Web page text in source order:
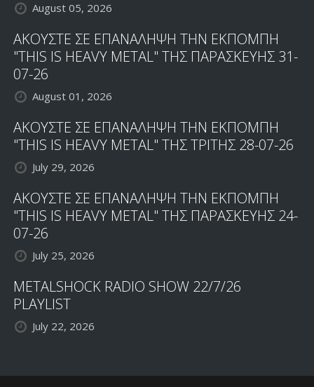
August 05, 2026
ΑΚΟΥΣΤΕ ΣΕ ΕΠΑΝΑΛΗΨΗ ΤΗΝ ΕΚΠΟΜΠΗ
"THIS IS HEAVY METAL" ΤΗΣ ΠΑΡΑΣΚΕΥΗΣ 31-
07-26
August 01, 2026
ΑΚΟΥΣΤΕ ΣΕ ΕΠΑΝΑΛΗΨΗ ΤΗΝ ΕΚΠΟΜΠΗ
"THIS IS HEAVY METAL" ΤΗΣ ΤΡΙΤΗΣ 28-07-26
July 29, 2026
ΑΚΟΥΣΤΕ ΣΕ ΕΠΑΝΑΛΗΨΗ ΤΗΝ ΕΚΠΟΜΠΗ
"THIS IS HEAVY METAL" ΤΗΣ ΠΑΡΑΣΚΕΥΗΣ 24-
07-26
July 25, 2026
METALSHOCK RADIO SHOW 22/7/26
PLAYLIST
July 22, 2026